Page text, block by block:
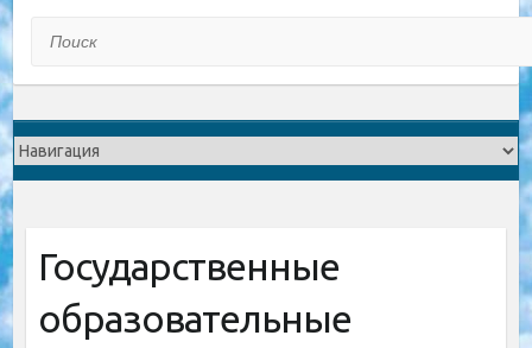
Государственные
образовательные